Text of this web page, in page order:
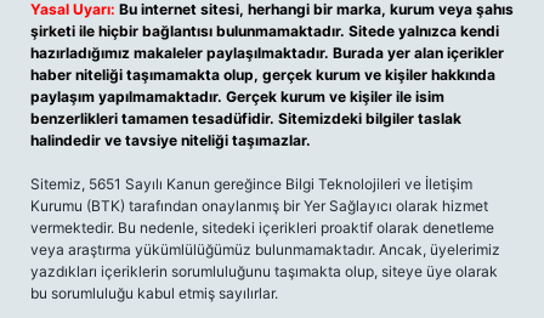
Yasal Uyarı: Bu internet sitesi, herhangi bir marka, kurum veya şahıs
şirketi ile hiçbir bağlantısı bulunmamaktadır. Sitede yalnızca kendi
hazırladığımız makaleler paylaşılmaktadır. Burada yer alan içerikler
haber niteliği taşımamakta olup, gerçek kurum ve kişiler hakkında
paylaşım yapılmamaktadır. Gerçek kurum ve kişiler ile isim
benzerlikleri tamamen tesadüfidir. Sitemizdeki bilgiler taslak
halindedir ve tavsiye niteliği taşımazlar.
Sitemiz, 5651 Sayılı Kanun gereğince Bilgi Teknolojileri ve İletişim
Kurumu (BTK) tarafından onaylanmış bir Yer Sağlayıcı olarak hizmet
vermektedir. Bu nedenle, sitedeki içerikleri proaktif olarak denetleme
veya araştırma yükümlülüğümüz bulunmamaktadır. Ancak, üyelerimiz
yazdıkları içeriklerin sorumluluğunu taşımakta olup, siteye üye olarak
bu sorumluluğu kabul etmiş sayılırlar.